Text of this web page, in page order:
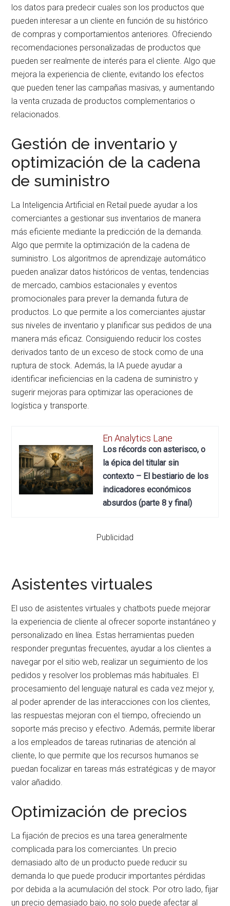
los datos para predecir cuales son los productos que
pueden interesar a un cliente en función de su histórico
de compras y comportamientos anteriores. Ofreciendo
recomendaciones personalizadas de productos que
pueden ser realmente de interés para el cliente. Algo que
mejora la experiencia de cliente, evitando los efectos
que pueden tener las campañas masivas, y aumentando
la venta cruzada de productos complementarios o
relacionados.
Gestión de inventario y
optimización de la cadena
de suministro
La Inteligencia Artificial en Retail puede ayudar a los
comerciantes a gestionar sus inventarios de manera
más eficiente mediante la predicción de la demanda.
Algo que permite la optimización de la cadena de
suministro. Los algoritmos de aprendizaje automático
pueden analizar datos históricos de ventas, tendencias
de mercado, cambios estacionales y eventos
promocionales para prever la demanda futura de
productos. Lo que permite a los comerciantes ajustar
sus niveles de inventario y planificar sus pedidos de una
manera más eficaz. Consiguiendo reducir los costes
derivados tanto de un exceso de stock como de una
ruptura de stock. Además, la IA puede ayudar a
identificar ineficiencias en la cadena de suministro y
sugerir mejoras para optimizar las operaciones de
logística y transporte.
En Analytics Lane
Los récords con asterisco, o
la épica del titular sin
contexto – El bestiario de los
indicadores económicos
absurdos (parte 8 y final)
Publicidad
Asistentes virtuales
El uso de asistentes virtuales y chatbots puede mejorar
la experiencia de cliente al ofrecer soporte instantáneo y
personalizado en línea. Estas herramientas pueden
responder preguntas frecuentes, ayudar a los clientes a
navegar por el sitio web, realizar un seguimiento de los
pedidos y resolver los problemas más habituales. El
procesamiento del lenguaje natural es cada vez mejor y,
al poder aprender de las interacciones con los clientes,
las respuestas mejoran con el tiempo, ofreciendo un
soporte más preciso y efectivo. Además, permite liberar
a los empleados de tareas rutinarias de atención al
cliente, lo que permite que los recursos humanos se
puedan focalizar en tareas más estratégicas y de mayor
valor añadido.
Optimización de precios
La fijación de precios es una tarea generalmente
complicada para los comerciantes. Un precio
demasiado alto de un producto puede reducir su
demanda lo que puede producir importantes pérdidas
por debida a la acumulación del stock. Por otro lado, fijar
un precio demasiado bajo, no solo puede afectar al